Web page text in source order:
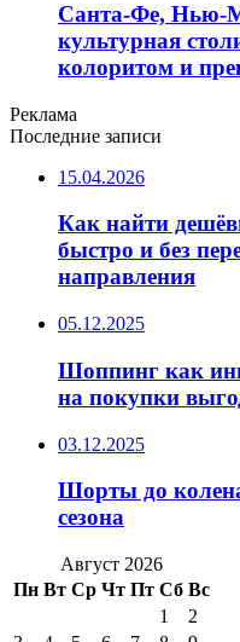
Санта-Фе,
культурная
колоритом и
Реклама
Последние записи
15.04.2026
Как найти
быстро и без
направления
05.12.2025
Шоппинг как
на покупки
03.12.2025
Шорты до
сезона
Август 2026
Пн Вт Ср Чт Пт Сб Вс
1
2